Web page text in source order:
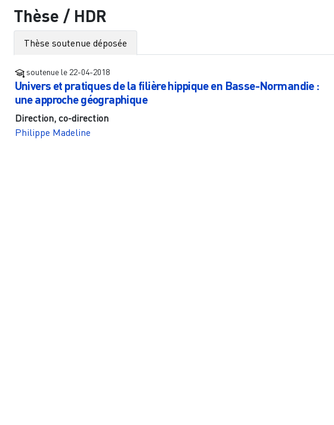
Thèse / HDR
Thèse soutenue déposée
soutenue le 22-04-2018
Univers et pratiques de la filière hippique en Basse-Normandie :
une approche géographique
Direction, co-direction
Philippe Madeline